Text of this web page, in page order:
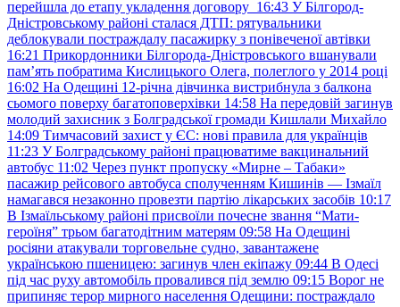
перейшла до етапу укладення договору 16:43 У Білгород-
Дністровському районі сталася ДТП: рятувальники
деблокували постраждалу пасажирку з понівеченої автівки
16:21 Прикордонники Білгорода-Дністровського вшанували
пам’ять побратима Кислицького Олега, полеглого у 2014 році
16:02 На Одещині 12-річна дівчинка вистрибнула з балкона
сьомого поверху багатоповерхівки 14:58 На передовій загинув
молодий захисник з Болградської громади Кишлали Михайло
14:09 Тимчасовий захист у ЄС: нові правила для українців
11:23 У Болградському районі працюватиме вакцинальний
автобус 11:02 Через пункт пропуску «Мирне – Табаки»
пасажир рейсового автобуса сполученням Кишинів — Ізмаїл
намагався незаконно провезти партію лікарських засобів 10:17
В Ізмаїльському районі присвоїли почесне звання “Мати-
героїня” трьом багатодітним матерям 09:58 На Одещині
росіяни атакували торговельне судно, завантажене
українською пшеницею: загинув член екіпажу 09:44 В Одесі
під час руху автомобіль провалився під землю 09:15 Ворог не
припиняє терор мирного населення Одещини: постраждало